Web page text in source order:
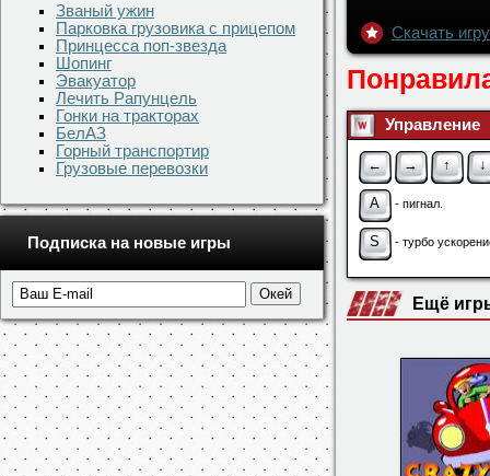
Званый ужин
Парковка грузовика с прицепом
Принцесса поп-звезда
Шопинг
Эвакуатор
Лечить Рапунцель
Гонки на тракторах
БелАЗ
Горный транспортир
Грузовые перевозки
Подписка на новые игры
Управление
←
S - турбо
Ещё